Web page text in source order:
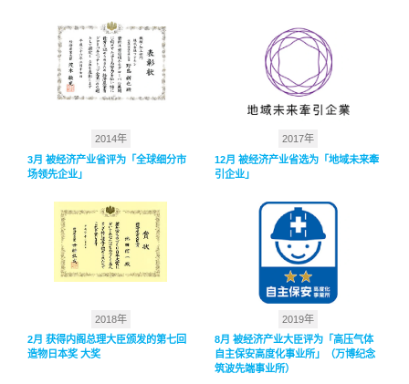
2014年
3月 被经济产业省评为「全球细分市
场领先企业」
2017年
12月 被经济产业省选为「地域未来牽
引企业」
2018年
2月 获得内阁总理大臣颁发的第七回
造物日本奖 大奖
2019年
8月 被经济产业大臣评为「高压气体
自主保安高度化事业所」（万博纪念
筑波先端事业所）